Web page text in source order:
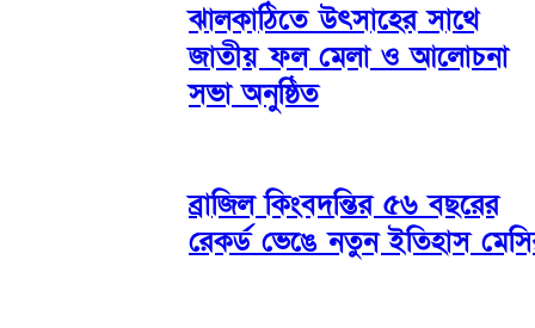
ঝালকাঠিতে উৎসাহের সাথে
জাতীয় ফল মেলা ও আলোচনা
সভা অনুষ্ঠিত
ব্রাজিল কিংবদন্তির ৫৬ বছরের
রেকর্ড ভেঙে নতুন ইতিহাস